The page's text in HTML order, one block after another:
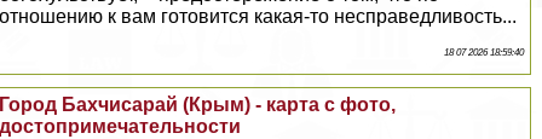
отношению к вам готовится какая-то несправедливость...
18 07 2026 18:59:40
Город Бахчисарай (Крым) - карта с фото,
достопримечательности